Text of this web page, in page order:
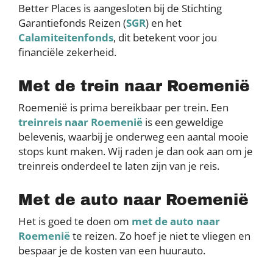
Better Places is aangesloten bij de Stichting
Garantiefonds Reizen (SGR) en het
Calamiteitenfonds, dit betekent voor jou
financiële zekerheid.
Met de trein naar Roemenië
Roemenië is prima bereikbaar per trein. Een
treinreis naar Roemenië is een geweldige
belevenis, waarbij je onderweg een aantal mooie
stops kunt maken. Wij raden je dan ook aan om je
treinreis onderdeel te laten zijn van je reis.
Met de auto naar Roemenië
Het is goed te doen om met de auto naar
Roemeniëte reizen. Zo hoef je niet te vliegen en
bespaar je de kosten van een huurauto.